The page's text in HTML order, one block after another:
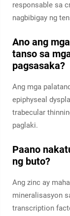
responsable sa
nagbibigay ng
Ano ang
tanso sa
pagsasaka?
Ang mga
epiphyseal
trabecular
paglaki.
Paano
ng buto?
Ang zinc ay
mineralisasyon
transcription